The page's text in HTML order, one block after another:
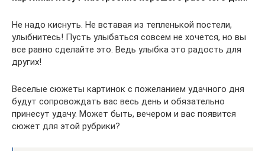
Не надо киснуть. Не вставая из тепленькой постели,
улыбнитесь! Пусть улыбаться совсем не хочется, но вы
все равно сделайте это. Ведь улыбка это радость для
других!
Веселые сюжеты картинок с пожеланием удачного дня
будут сопровождать вас весь день и обязательно
принесут удачу. Может быть, вечером и вас появится
сюжет для этой рубрики?